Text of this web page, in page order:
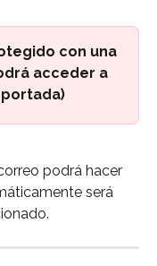
con una
acceder a
podrá hacer
será